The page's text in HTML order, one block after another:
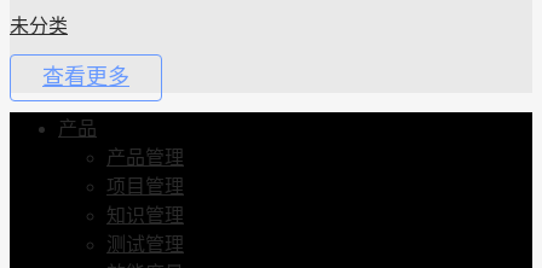
未分类
查看更多
产品
产品管理
项目管理
知识管理
测试管理